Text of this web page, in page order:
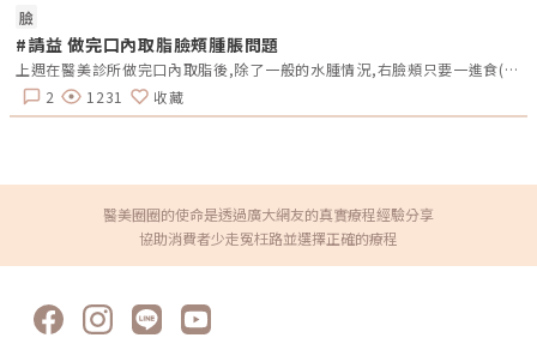
中提到的改善皺紋與細紋的效果，就診所臨床得到的經驗可以發現，針對臉
部的雙下巴、法令紋、木偶紋、脖子鬆弛等區域都能看到改善，甚至在毛
孔、橘皮、眉毛不對稱、胸部下垂、腹部＆臀部鬆弛及蝴蝶袖等問題上，也
能看到一定的成果。」品川診所創辦人李奕明補充說到。品川希望每一位顧
客都能輕鬆自在，放鬆的享受醫美療程。圖/品川診所提供與大部分診所不
同的是MIIDO品川診所全年無休，每天從早上九點營業到晚上八點半，讓顧
客們只要有空閒時間就可以馬上安排療程施作。想體驗第五代電波-Oligio
臉
#請益 做完口內取脂臉頰腫脹問題
上週在醫美診所做完口內取脂後,除了一般的水腫情況,右臉頰只要一進食(軟的食物)就會越來越腫脹,右臉整個凸起來且變硬,感覺很恐怖.請問為什麼會有這種情況?多久才會好?手術到今天約10天了.謝謝~
2
1231 收藏
醫美圈圈的使命是透過廣大網友的真實療程經驗分享
協助消費者少走冤枉路並選擇正確的療程